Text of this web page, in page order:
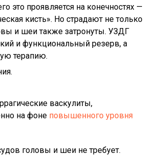
это проявляется на конечностях —
кисть». Но страдают не только
и шеи также затронуты. УЗДГ
и функциональный резерв, а
терапию.
васкулиты,
на фоне повышенного уровня
головы и шеи не требует.